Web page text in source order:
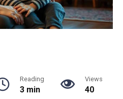
Reading
3 min
Views
40